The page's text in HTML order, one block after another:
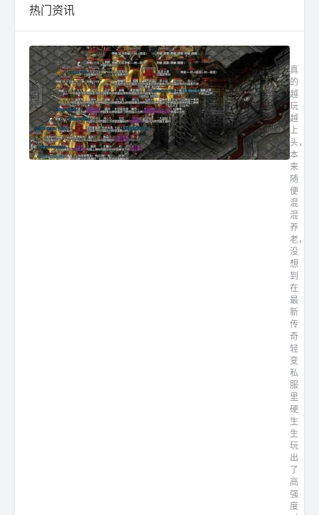
热门资讯
真
的
越
玩
越
上
头，
本
来
随
便
混
混
养
老，
没
想
到
在
最
新
传
奇
轻
变
私
服
里
硬
生
生
玩
出
了
高
强
度